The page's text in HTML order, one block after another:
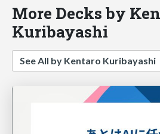
More Decks by
Kuribayashi
See All by Kentaro Kuribayashi